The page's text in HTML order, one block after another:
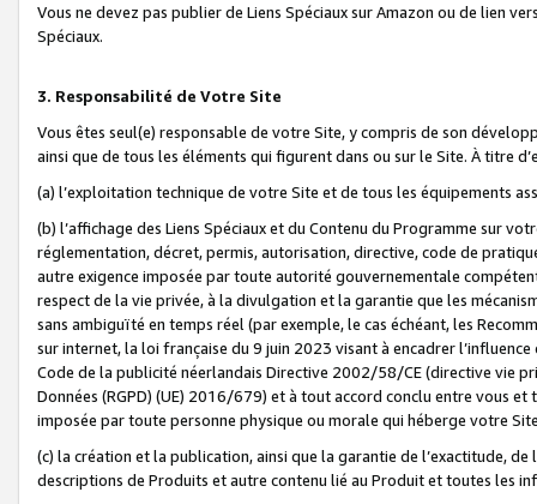
Vous ne devez pas publier de Liens Spéciaux sur Amazon ou de lien
Spéciaux.
3. Responsabilité de Votre Site
Vous êtes seul(e) responsable de votre Site, y compris de son
ainsi que de tous les éléments qui figurent dans ou sur le Site. À titre
(a) l’exploitation technique de votre Site et de tous les équipements
(b) l’affichage des Liens Spéciaux et du Contenu du Programme sur
réglementation, décret, permis, autorisation, directive, code de
autre exigence imposée par toute autorité gouvernementale
respect de la vie privée, à la divulgation et la garantie que les
sans ambiguïté en temps réel (par exemple, le cas échéant, les
sur internet, la loi française du 9 juin 2023 visant à encadrer
Code de la publicité néerlandais Directive 2002/58/CE (directive vie
Données (RGPD) (UE) 2016/679) et à tout accord conclu entre vous
imposée par toute personne physique ou morale qui héberge votre
(c) la création et la publication, ainsi que la garantie de l’exactitude,
descriptions de Produits et autre contenu lié au Produit et toutes les